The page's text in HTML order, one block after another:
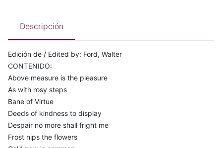
Descripción
Edición de / Edited by: Ford, Walter
CONTENIDO:
Above measure is the pleasure
As with rosy steps
Bane of Virtue
Deeds of kindness to display
Despair no more shall fright me
Frost nips the flowers